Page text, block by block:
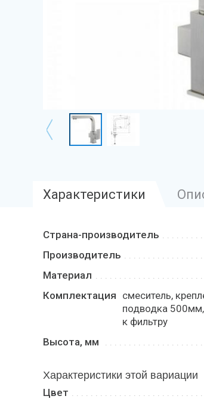
Характеристики
Страна-производитель
Производитель
Материал
Комплектация смеситель,
подводка
к фильтру
Высота, мм
Характеристики этой вариации
Цвет